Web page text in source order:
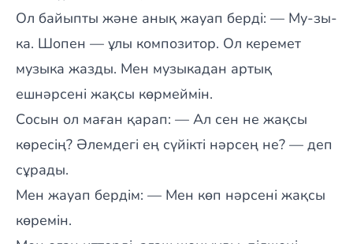
Ол байыпты және анық жауап берді: — Му-зы-
ка. Шопен — ұлы композитор. Ол керемет
музыка жазды. Мен музыкадан артық
ешнәрсені жақсы көрмеймін.
Сосын ол маған қарап: — Ал сен не жақсы
көресің? Әлемдегі ең сүйікті нәрсең не? — деп
сұрады.
Мен жауап бердім: — Мен көп нәрсені жақсы
көремін.